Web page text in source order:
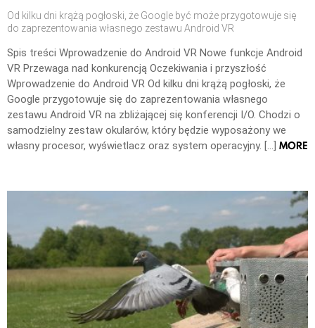
Od kilku dni krążą pogłoski, że Google być może przygotowuje się
do zaprezentowania własnego zestawu Android VR
Spis treści Wprowadzenie do Android VR Nowe funkcje Android
VR Przewaga nad konkurencją Oczekiwania i przyszłość
Wprowadzenie do Android VR Od kilku dni krążą pogłoski, że
Google przygotowuje się do zaprezentowania własnego
zestawu Android VR na zbliżającej się konferencji I/O. Chodzi o
samodzielny zestaw okularów, który będzie wyposażony we
własny procesor, wyświetlacz oraz system operacyjny. […] MORE